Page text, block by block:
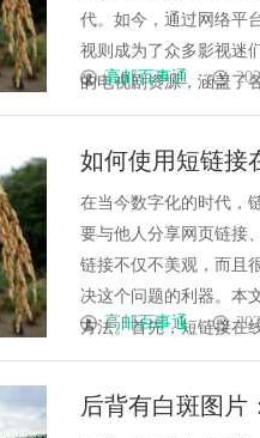
代。如今，通过网络平
视则成为了众多影视迷
的电视剧资源，涵盖了
高邮百事通
如何使用短链接
在当今数字化的时代，
要与他人分享网页链接
链接不仅不美观，而且
决这个问题的利器。本
方法。首先，短链接在
高邮百事通
后背有白斑图片